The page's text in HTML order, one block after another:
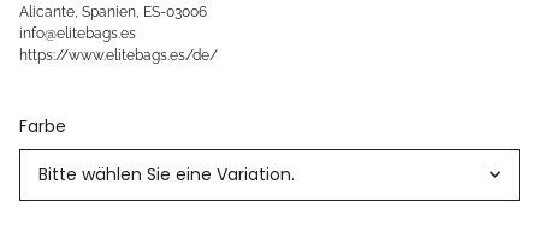
Alicante, Spanien, ES-03006
info@elitebags.es
https://www.elitebags.es/de/
Farbe
Bitte wählen Sie eine Variation.